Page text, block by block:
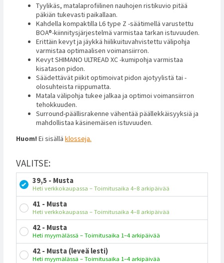
Tyylikäs, matalaprofiilinen nauhojen ristikuvio pitää
päkiän tukevasti paikallaan.
Kahdella kompaktilla L6 type Z -säätimellä varustettu
BOA®-kiinnitysjärjestelmä varmistaa tarkan istuvuuden.
Erittäin kevyt ja jäykkä hiilikuituvahvistettu välipohja
varmistaa optimaalisen voimansiirron.
Kevyt SHIMANO ULTREAD XC -kumipohja varmistaa
kisatason pidon.
Säädettävät piikit optimoivat pidon ajotyylistä tai -
olosuhteista riippumatta.
Matala välipohja tukee jalkaa ja optimoi voimansiirron
tehokkuuden.
Surround-päällisrakenne vähentää päällekkäisyyksiä ja
mahdollistaa käsinemäisen istuvuuden.
Huom! Ei sisällä klosseja.
VALITSE:
39,5 - Musta
Heti verkkokaupassa – Toimitusaika 4–8 arkipäivää
41 - Musta
Heti verkkokaupassa – Toimitusaika 4–8 arkipäivää
42 - Musta
Heti myymälässä – Toimitusaika 1–4 arkipäivää
42 - Musta (leveä lesti)
Heti myymälässä – Toimitusaika 1–4 arkipäivää